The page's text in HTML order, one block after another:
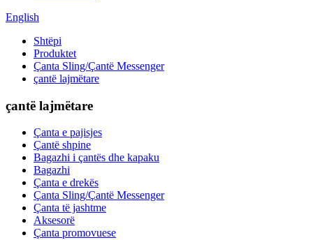
English
Shtëpi
Produktet
Çanta Sling/Çantë Messenger
çantë lajmëtare
çantë lajmëtare
Çanta e pajisjes
Çantë shpine
Bagazhi i çantës dhe kapaku
Bagazhi
Çanta e drekës
Çanta Sling/Çantë Messenger
Çanta të jashtme
Aksesorë
Çanta promovuese